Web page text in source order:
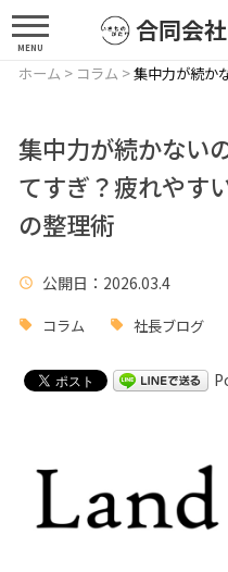
合同会
MENU
ホーム > コラム >集中力が続か
集中力が続かない
てすぎ？疲れやす
の整理術
公開日 ：2026.03.4
コラム 社長ブログ